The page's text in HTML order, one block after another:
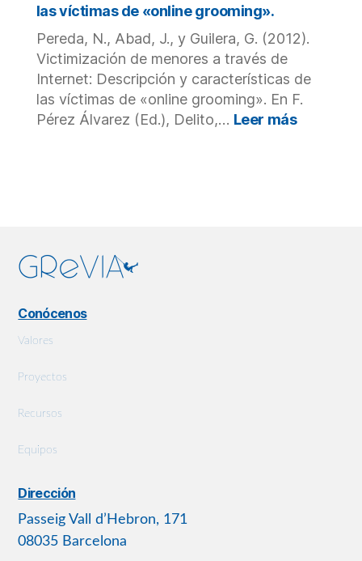
las víctimas de «online grooming».
Pereda, N., Abad, J., y Guilera, G. (2012).
Victimización de menores a través de
Internet: Descripción y características de
las víctimas de «online grooming». En F.
Pérez Álvarez (Ed.), Delito,… Leer más:
Conócenos
Valores
Proyectos
Recursos
Equipos
Dirección
Passeig Vall d’Hebron, 171
08035 Barcelona